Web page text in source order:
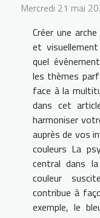
Mercredi 21 mai
Créer une
et
quel
les thèmes
face à la
dans cet
harmoniser
auprès de vos
couleurs La
central dans la
couleur
contribue à
exemple, le